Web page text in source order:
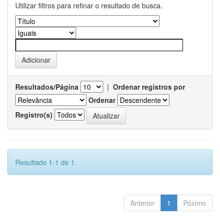
Utilizar filtros para refinar o resultado de busca.
Resultados/Página | Ordenar registros por
Ordenar
Registro(s)
Resultado 1-1 de 1.
Anterior 1 Póximo